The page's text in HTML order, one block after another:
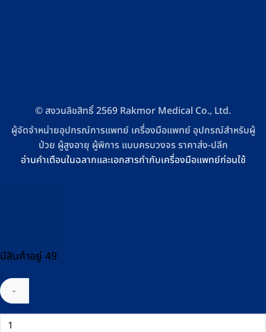
© สงวนลิขสิทธิ์ 2569 Rakmor Medical Co., Ltd.
ผู้จัดจำหน่ายอุปกรณ์การแพทย์ เครื่องมือแพทย์ อุปกรณ์สำหรับผู้
ป่วย ผู้สูงอายุ ผู้พิการ แบบครบวงจร ราคาส่ง-ปลีก
อ่านคำเตือนในฉลากและเอกสารกำกับเครื่องมือแพทย์ก่อนใช้
มีสินค้าอยู่ 49
จำนวน